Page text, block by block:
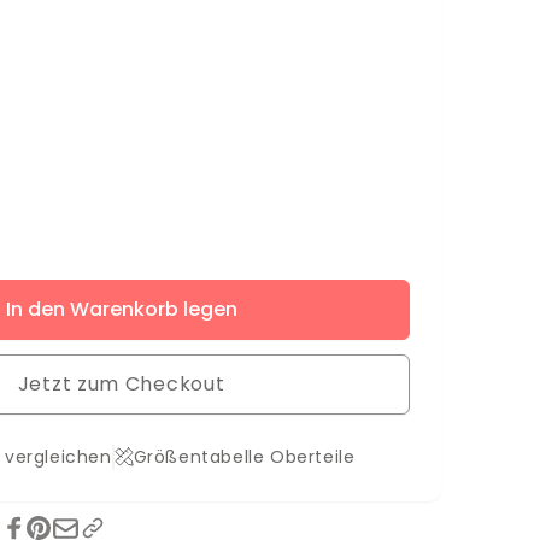
In den Warenkorb legen
Jetzt zum Checkout
Größentabelle Oberteile